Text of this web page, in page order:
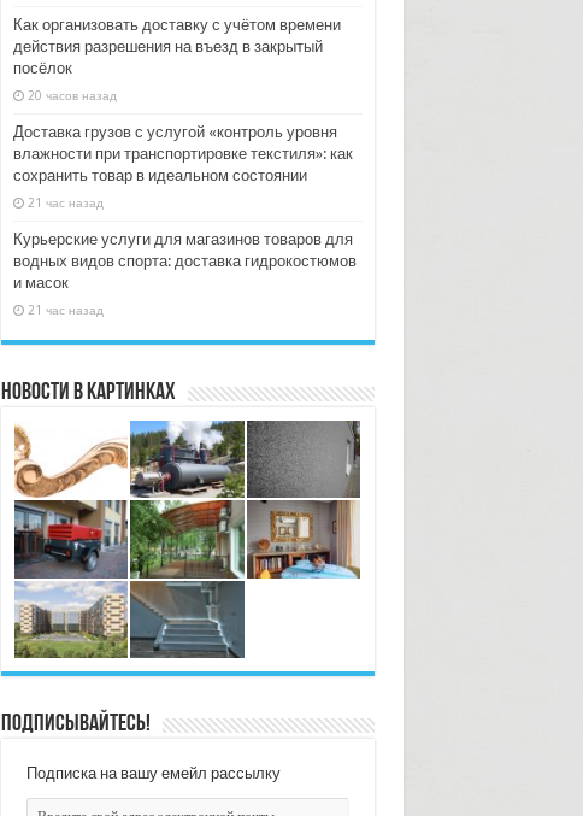
Как организовать доставку с учётом времени
действия разрешения на въезд в закрытый
посёлок
20 часов назад
Доставка грузов с услугой «контроль уровня
влажности при транспортировке текстиля»: как
сохранить товар в идеальном состоянии
21 час назад
Курьерские услуги для магазинов товаров для
водных видов спорта: доставка гидрокостюмов
и масок
21 час назад
Новости в картинках
Подписывайтесь!
Подписка на вашу емейл рассылку